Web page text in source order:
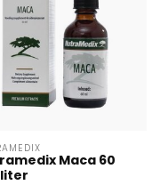
Maca 60